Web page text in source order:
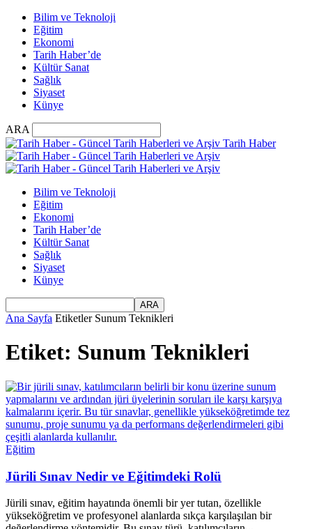
Bilim ve Teknoloji
Eğitim
Ekonomi
Tarih Haber’de
Kültür Sanat
Sağlık
Siyaset
Künye
ARA
Tarih Haber
Bilim ve Teknoloji
Eğitim
Ekonomi
Tarih Haber’de
Kültür Sanat
Sağlık
Siyaset
Künye
Ana Sayfa Etiketler Sunum Teknikleri
Etiket: Sunum Teknikleri
Eğitim
Jürili Sınav Nedir ve Eğitimdeki Rolü
Jürili sınav, eğitim hayatında önemli bir yer tutan, özellikle
yükseköğretim ve profesyonel alanlarda sıkça karşılaşılan bir